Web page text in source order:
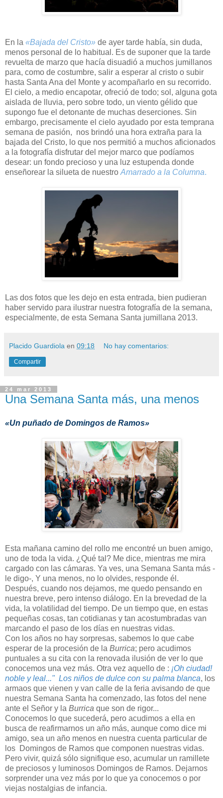
En la «Bajada del Cristo» de ayer tarde había, sin duda,
menos personal de lo habitual. Es de suponer que la tarde
revuelta de marzo que hacía disuadió a muchos jumillanos
para, como de costumbre, salir a esperar al cristo o subir
hasta Santa Ana del Monte y acompañarlo en su recorrido.
El cielo, a medio encapotar, ofreció de todo; sol, alguna gota
aislada de lluvia, pero sobre todo, un viento gélido que
supongo fue el detonante de muchas deserciones. Sin
embargo, precisamente el cielo ayudado por esta temprana
semana de pasión, nos brindó una hora extraña para la
bajada del Cristo, lo que nos permitió a muchos aficionados
a la fotografía disfrutar del mejor marco que podíamos
desear: un fondo precioso y una luz estupenda donde
enseñorear la silueta de nuestro Amarrado a la Columna.
Las dos fotos que les dejo en esta entrada, bien pudieran
haber servido para ilustrar nuestra fotografía de la semana,
especialmente, de esta Semana Santa jumillana 2013.
Placido Guardiola en 09:18 No hay comentarios:
Compartir
24 mar 2013
Una Semana Santa más, una menos
«Un puñado de Domingos de Ramos»
Esta mañana camino del rollo me encontré un buen amigo,
uno de toda la vida. ¿Qué tal? Me dice, mientras me mira
cargado con las cámaras. Ya ves, una Semana Santa más -
le digo-, Y una menos, no lo olvides, responde él.
Después, cuando nos dejamos, me quedo pensando en
nuestra breve, pero intenso diálogo. En la brevedad de la
vida, la volatilidad del tiempo. De un tiempo que, en estas
pequeñas cosas, tan cotidianas y tan acostumbradas van
marcando el paso de los días en nuestras vidas.
Con los años no hay sorpresas, sabemos lo que cabe
esperar de la procesión de la Burrica; pero acudimos
puntuales a su cita con la renovada ilusión de ver lo que
conocemos una vez más. Otra vez aquello de : ¡Oh ciudad!
noble y leal..." Los niños de dulce con su palma blanca, los
armaos que vienen y van calle de la feria avisando de que
nuestra Semana Santa ha comenzado, las fotos del nene
ante el Señor y la Burrica que son de rigor...
Conocemos lo que sucederá, pero acudimos a ella en
busca de reafirmarnos un año más, aunque como dice mi
amigo, sea un año menos en nuestra cuenta particular de
los Domingos de Ramos que componen nuestras vidas.
Pero vivir, quizá sólo signifique eso, acumular un ramillete
de preciosos y luminosos Domingos de Ramos. Dejarnos
sorprender una vez más por lo que ya conocemos o por
viejas nostalgias de infancia.